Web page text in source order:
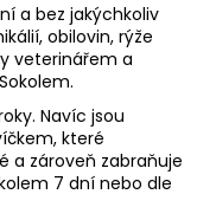
a bez jakýchkoliv
obilovin, rýže
veterinářem a
Navíc jsou
které
a zároveň zabraňuje
7 dní nebo dle